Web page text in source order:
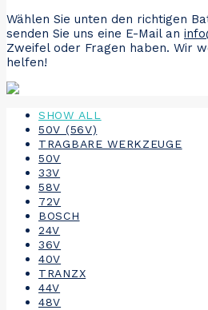
Wählen Sie unten den richtigen
senden Sie uns eine E-Mail an
Zweifel oder Fragen haben. Wir
helfen!
SHOW ALL
50V (56V)
TRAGBARE WERKZEUGE
50V
33V
58V
72V
BOSCH
24V
36V
40V
TRANZX
44V
48V